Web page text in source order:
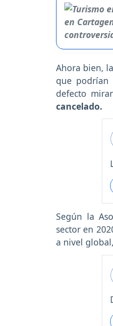
Ahora bien,
que podrían
defecto
cancelado.
Según la
sector en
a nivel